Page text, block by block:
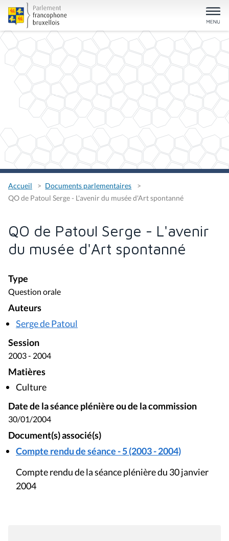
Accueil
Documents parlementaires
QO de Patoul Serge - L'avenir du musée d'Art spontanné
QO de Patoul Serge - L'avenir
du musée d'Art spontanné
Type
Question orale
Auteurs
Serge de Patoul
Session
2003 - 2004
Matières
Culture
Date de la séance plénière ou de la commission
30/01/2004
Document(s) associé(s)
Compte rendu de séance - 5 (2003 - 2004)
Compte rendu de la séance plénière du 30 janvier
2004